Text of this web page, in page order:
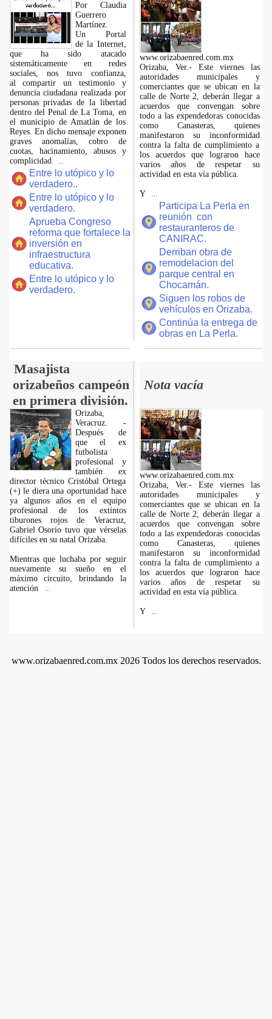
Por Claudia
Guerrero
Martínez.
​Un Portal
de la Internet,
que ha sido atacado
sistemáticamente en redes
sociales, nos tuvo confianza,
al compartir un testimonio y
denuncia ciudadana realizada por
personas privadas de la libertad
dentro del Penal de La Toma, en
el municipio de Amatlán de los
Reyes. En dicho mensaje exponen
graves anomalías, cobro de
cuotas, hacinamiento, abusos y
complicidad
Entre lo utópico y lo
verdadero..
Entre lo utópico y lo
verdadero.
Aprueba Congreso
reforma que fortalece la
inversión en
infraestructura
educativa.
Entre lo utópico y lo
verdadero.
www.orizabaenred.com.mx
Orizaba, Ver.- Este viernes las
autoridades municipales y
comerciantes que se ubican en la
calle de Norte 2, deberán llegar a
acuerdos que convengan sobre
todo a las expendedoras conocidas
como Canasteras, quienes
manifestaron su inconformidad
contra la falta de cumplimiento a
los acuerdos que lograron hace
varios años de respetar su
actividad en esta vía pública.
Y
Participa La Perla en
reunión con
restauranteros de
CANIRAC.
Derriban obra de
remodelacion del
parque central en
Chocamán.
Siguen los robos de
vehículos en Orizaba.
Continúa la entrega de
obras en La Perla.
Masajista
orizabeños campeón
en primera división.
Nota vacía
Orizaba,
Veracruz. -
Después de
que el ex
futbolista
profesional y
también ex
director técnico Cristóbal Ortega
(+) le diera una oportunidad hace
ya algunos años en el equipo
profesional de los extintos
tiburones rojos de Veracruz,
Gabriel Osorio tuvo que vérselas
difíciles en su natal Orizaba.
Mientras que luchaba por seguir
nuevamente su sueño en el
máximo circuito, brindando la
atención
www.orizabaenred.com.mx
Orizaba, Ver.- Este viernes las
autoridades municipales y
comerciantes que se ubican en la
calle de Norte 2, deberán llegar a
acuerdos que convengan sobre
todo a las expendedoras conocidas
como Canasteras, quienes
manifestaron su inconformidad
contra la falta de cumplimiento a
los acuerdos que lograron hace
varios años de respetar su
actividad en esta vía pública.
Y
www.orizabaenred.com.mx 2026 Todos los derechos reservados.